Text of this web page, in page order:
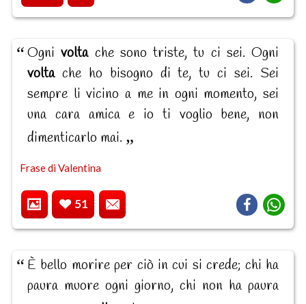
Ognivoltache sono triste, tu ci sei. Ogni
voltache ho bisogno di te, tu ci sei. Sei
sempre li vicino a me in ogni momento, sei
una cara amica e io ti voglio bene, non
dimenticarlo mai.
Frase di Valentina
51
È bello morire per ciò in cui si crede; chi ha
paura muore ogni giorno, chi non ha paura